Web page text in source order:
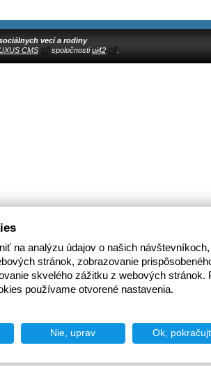
vecí a rodiny
CMS spoločnostiui42
na analýzu údajov o našich
stránok, zobrazovanie
skvelého zážitku z webových stránok.
používame otvorené nastavenia.
Nie, uprav Ok,